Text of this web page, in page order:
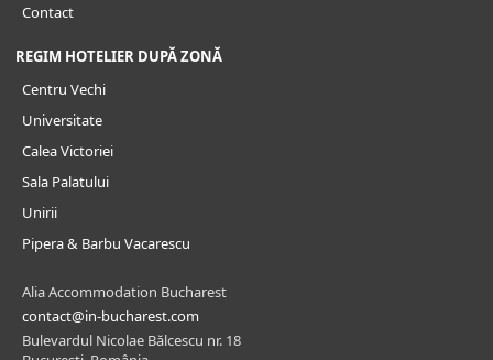
Contact
REGIM HOTELIER DUPĂ ZONĂ
Centru Vechi
Universitate
Calea Victoriei
Sala Palatului
Unirii
Pipera & Barbu Vacarescu
Alia Accommodation Bucharest
contact@in-bucharest.com
Bulevardul Nicolae Bălcescu nr. 18